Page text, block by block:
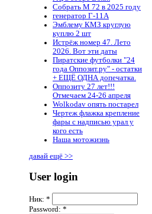
Собрать М 72 в 2025 году
генератор Г-11А
Эмблему КМЗ круглую
куплю 2 шт
Истрёж номер 47. Лето
2026. Вот эти даты
Пиратские футболки "24
года Оппозит.ру" - остатки
+ ЕЩЁ ОДНА допечатка.
Оппозиту 27 лет!!!
Отмечаем 24-26 апреля
Wolkodav опять постарел
Чертеж флажка крепление
фары с надписью урал у
кого есть
Наша мотожизнь
давай ещё >>
User login
Ник: *
Password: *